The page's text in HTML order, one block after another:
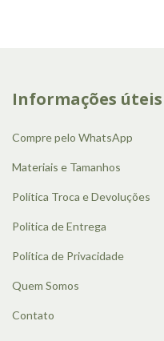
Informações úteis
Compre pelo WhatsApp
Materiais e Tamanhos
Política Troca e Devoluções
Politica de Entrega
Política de Privacidade
Quem Somos
Contato